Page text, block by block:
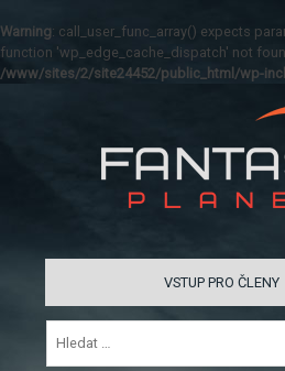
Warning: call_user_func_array() expects
function 'wp_edge_cache_dispatch' not
/www/sites/2/site24452/public_html/wp-
VSTUP PRO ČLENY